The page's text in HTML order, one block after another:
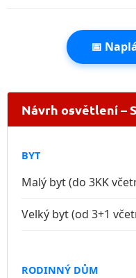
📅
Návrh osvětlení –
BYT
Malý byt (do 3KK
Velký byt (od 3+1
RODINNÝ DŮM